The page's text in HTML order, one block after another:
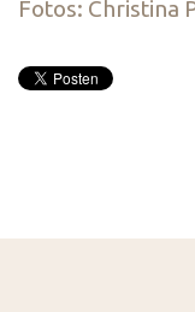
Fotos: Christina